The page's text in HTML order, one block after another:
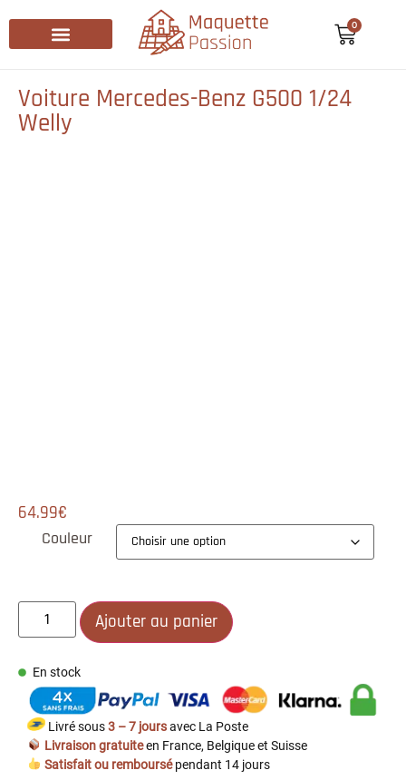
0
Voiture Mercedes-Benz G500 1/24
Welly
64.99€
Couleur
Ajouter au panier
En stock
Livré sous3 – 7 joursavec La Poste
Livraison gratuiteen France, Belgique et Suisse
Satisfait ou remboursépendant 14 jours